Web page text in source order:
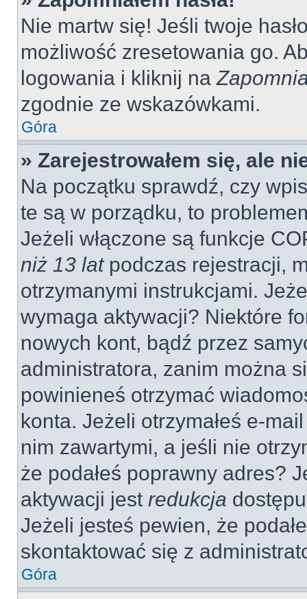
Nie martw się! Jeśli twoje
możliwość zresetowania go.
logowania i kliknij na
zgodnie ze wskazówkami.
Góra
» Zarejestrowałem się, ale
Na początku sprawdź, czy
te są w porządku, to
Jeżeli włączone są funkcje
niż 13 latpodczas rejestracji,
otrzymanymi instrukcjami.
wymaga aktywacji? Niektóre
nowych kont, bądź przez
administratora, zanim można
powinieneś otrzymać
konta. Jeżeli otrzymałeś e-
nim zawartymi, a jeśli nie
że podałeś poprawny adres?
aktywacji jest redukcja
Jeżeli jesteś pewien, że
skontaktować się z
Góra